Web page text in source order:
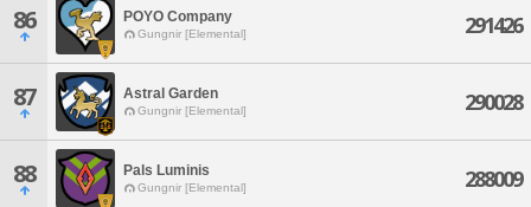
86 POYO Company
Gungnir [Elemental] 291426
87 Astral Garden
Gungnir [Elemental] 290028
88 Pals Luminis
Gungnir [Elemental] 288009